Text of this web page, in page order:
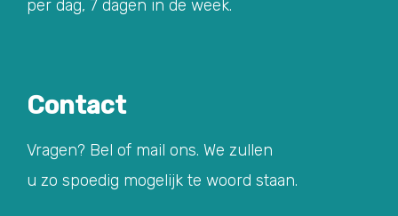
per dag, 7 dagen in de week.
Contact
Vragen? Bel of mail ons. We zullen
u zo spoedig mogelijk te woord staan.